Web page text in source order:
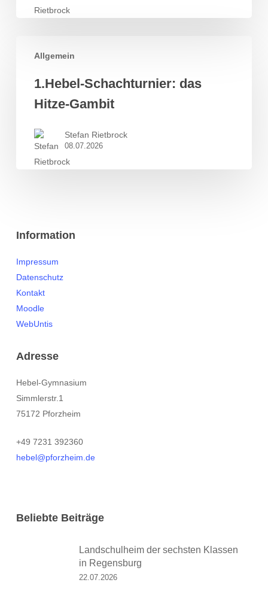
Allgemein
Schachturnier:
Hitze-
Gambit
1.Hebel-Schachturnier: das
Hitze-Gambit
Stefan Rietbrock
08.07.2026
Information
Impressum
Datenschutz
Kontakt
Moodle
WebUntis
Adresse
Hebel-Gymnasium
Simmlerstr.1
75172 Pforzheim
+49 7231 392360
hebel@pforzheim.de
Beliebte Beiträge
Landschulheim der sechsten Klassen
in Regensburg
22.07.2026